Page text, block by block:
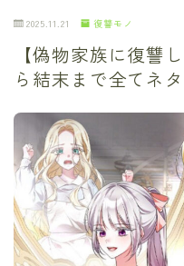
2025.11.21 復讐モノ
【偽物家族に復讐
ら結末まで全てネ